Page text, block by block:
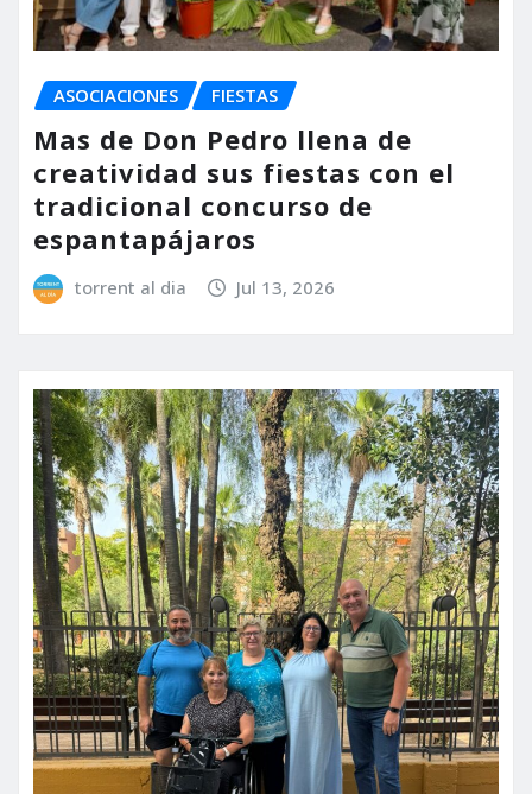
ASOCIACIONES FIESTAS
Mas de Don Pedro llena de
creatividad sus fiestas con el
tradicional concurso de
espantapájaros
torrent al dia Jul 13, 2026